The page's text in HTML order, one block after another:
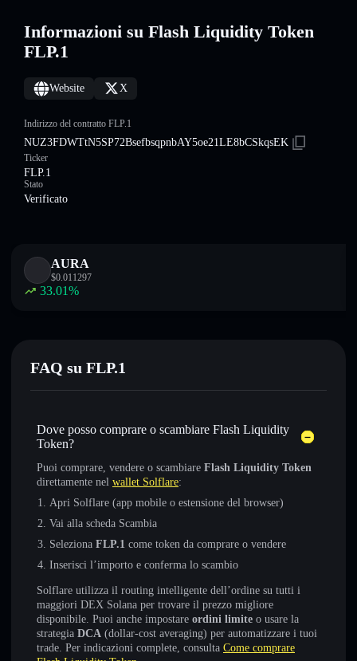
Informazioni su Flash Liquidity Token
FLP.1
Website X
Indirizzo del contratto FLP.1
NUZ3FDWTtN5SP72BsefbsqpnbAY5oe21LE8bCSkqsEK
Ticker
FLP.1
Stato
Verificato
AURA
$0.011297
33.01%
FAQ su FLP.1
Dove posso comprare o scambiare Flash Liquidity
Token?
Puoi comprare, vendere o scambiare Flash Liquidity Token
direttamente nel wallet Solflare:
Apri Solflare (app mobile o estensione del browser)
Vai alla scheda Scambia
Seleziona FLP.1 come token da comprare o vendere
Inserisci l’importo e conferma lo scambio
Solflare utilizza il routing intelligente dell’ordine su tutti i
maggiori DEX Solana per trovare il prezzo migliore
disponibile. Puoi anche impostare ordini limite o usare la
strategia DCA (dollar-cost averaging) per automatizzare i tuoi
trade. Per indicazioni complete, consulta Come comprare